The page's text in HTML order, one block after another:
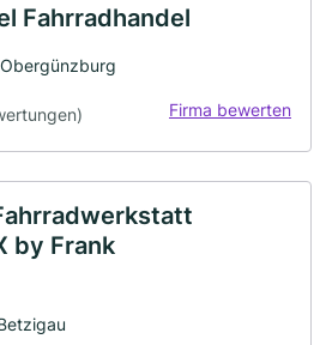
Fahrradhandel
Firma bewerten
by Frank